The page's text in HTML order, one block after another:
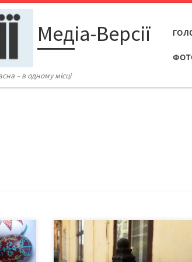
Медіа-Версії
– в одному місці
у
Окремі будинки, вулиці, квартали
старих Чернівців живуть в оточенні
інших вулиць, скверів, парків, площ,